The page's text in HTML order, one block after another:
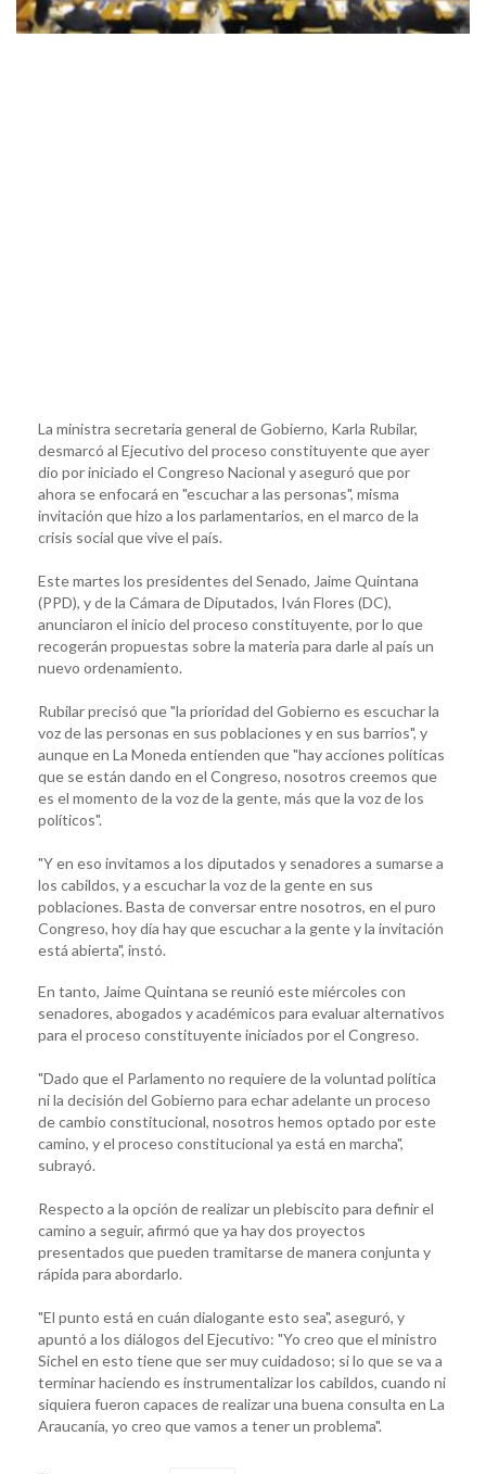
La ministra secretaria general de Gobierno, Karla Rubilar,
desmarcó al Ejecutivo del proceso constituyente que ayer
dio por iniciado el Congreso Nacional y aseguró que por
ahora se enfocará en "escuchar a las personas", misma
invitación que hizo a los parlamentarios, en el marco de la
crisis social que vive el país.
Este martes los presidentes del Senado, Jaime Quintana
(PPD), y de la Cámara de Diputados, Iván Flores (DC),
anunciaron el inicio del proceso constituyente, por lo que
recogerán propuestas sobre la materia para darle al país un
nuevo ordenamiento.
Rubilar precisó que "la prioridad del Gobierno es escuchar la
voz de las personas en sus poblaciones y en sus barrios", y
aunque en La Moneda entienden que "hay acciones políticas
que se están dando en el Congreso, nosotros creemos que
es el momento de la voz de la gente, más que la voz de los
políticos".
"Y en eso invitamos a los diputados y senadores a sumarse a
los cabildos, y a escuchar la voz de la gente en sus
poblaciones. Basta de conversar entre nosotros, en el puro
Congreso, hoy día hay que escuchar a la gente y la invitación
está abierta", instó.
En tanto, Jaime Quintana se reunió este miércoles con
senadores, abogados y académicos para evaluar alternativos
para el proceso constituyente iniciados por el Congreso.
"Dado que el Parlamento no requiere de la voluntad política
ni la decisión del Gobierno para echar adelante un proceso
de cambio constitucional, nosotros hemos optado por este
camino, y el proceso constitucional ya está en marcha",
subrayó.
Respecto a la opción de realizar un plebiscito para definir el
camino a seguir, afirmó que ya hay dos proyectos
presentados que pueden tramitarse de manera conjunta y
rápida para abordarlo.
"El punto está en cuán dialogante esto sea", aseguró, y
apuntó a los diálogos del Ejecutivo: "Yo creo que el ministro
Sichel en esto tiene que ser muy cuidadoso; si lo que se va a
terminar haciendo es instrumentalizar los cabildos, cuando ni
siquiera fueron capaces de realizar una buena consulta en La
Araucanía, yo creo que vamos a tener un problema".